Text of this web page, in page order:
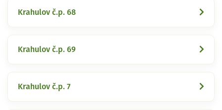
Krahulov č.p. 68
Krahulov č.p. 69
Krahulov č.p. 7